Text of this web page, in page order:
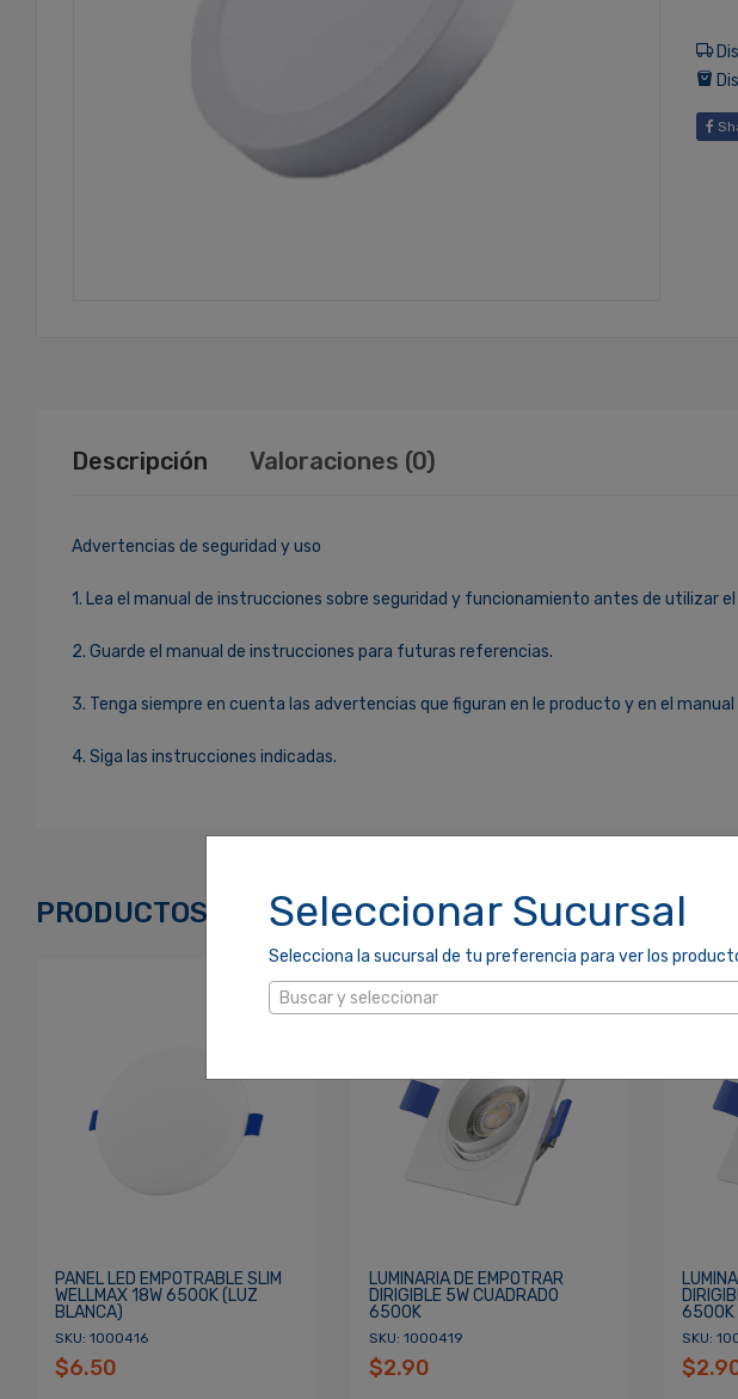
Seleccionar Sucursal
Selecciona la sucursal de tu preferencia para ver los
Buscar y seleccionar
Descripción Valoraciones (0)
Advertencias de seguridad y uso
1. Lea el manual de instrucciones sobre seguridad y funcionamiento antes de utilizar
2. Guarde el manual de instrucciones para futuras referencias.
3. Tenga siempre en cuenta las advertencias que figuran en le producto y en el
4. Siga las instrucciones indicadas.
¿Olvidaste tu Contraseña? Recordarme ACCEDER
PRODUCTOS RELACIONADOS
PANEL LED EMPOTRABLE SLIM
WELLMAX 18W 6500K (LUZ
BLANCA)
SKU: 1000416
$6.50
LUMINARIA DE EMPOTRAR
DIRIGIBLE 5W CUADRADO
6500K
SKU: 1000419
$2.90
6500K
SKU: